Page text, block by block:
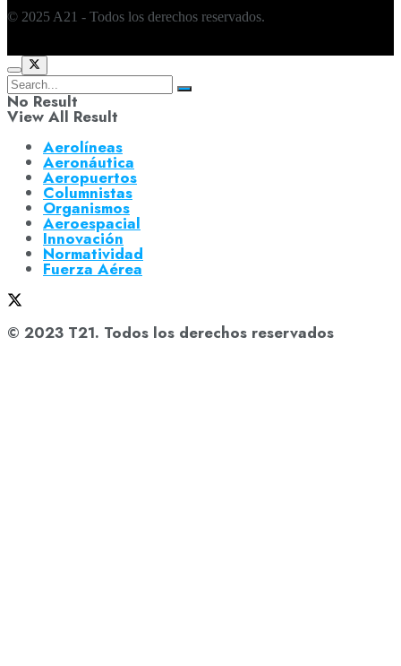
© 2025 A21 - Todos los derechos reservados.
No Result
View All Result
Aerolíneas
Aeronáutica
Aeropuertos
Columnistas
Organismos
Aeroespacial
Innovación
Normatividad
Fuerza Aérea
© 2023 T21. Todos los derechos reservados